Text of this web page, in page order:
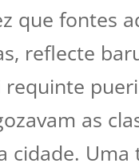
que fontes
reflecte
requinte
as
cidade. Uma